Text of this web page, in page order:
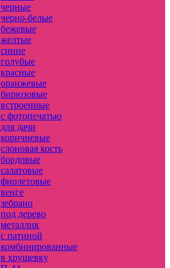
черные
черно-белые
бежевые
желтые
синие
голубые
красные
оранжевые
бирюзовые
встроенные
с фотопечатью
для дачи
коричневые
слоновая кость
бордовые
салатовые
фиолетовые
венге
зебрано
под дерево
металлик
с патиной
комбинированные
в хрущевку